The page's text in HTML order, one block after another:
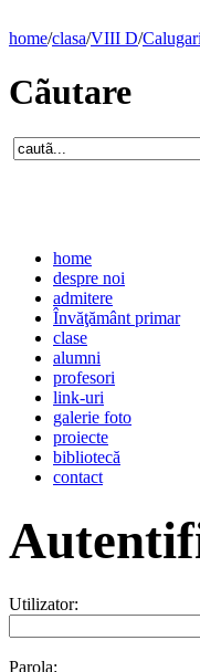
home/clasa/VIII D/
Cãutare
home
despre noi
admitere
Învăţământ primar
clase
alumni
profesori
link-uri
galerie foto
proiecte
bibliotecă
contact
Utilizator:
Parola: